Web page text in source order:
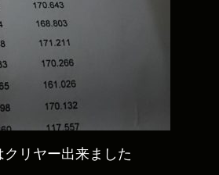
リヤー出来ました